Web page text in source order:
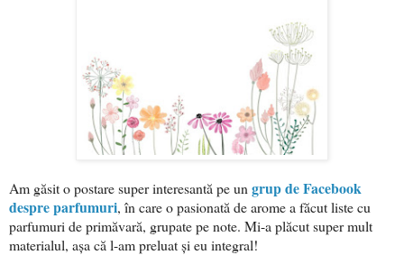
Am găsit o postare super interesantă pe un grup de Facebook
despre parfumuri, în care o pasionată de arome a făcut liste cu
parfumuri de primăvară, grupate pe note. Mi-a plăcut super mult
materialul, așa că l-am preluat și eu integral!